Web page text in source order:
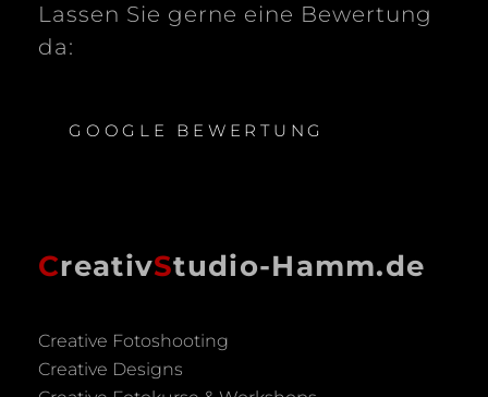
Lassen Sie gerne eine Bewertung
da:
GOOGLE BEWERTUNG
CreativStudio-Hamm.de
Creative Fotoshooting
Creative Designs